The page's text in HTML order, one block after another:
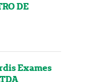
DE
Exames